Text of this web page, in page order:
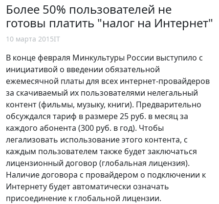
Более 50% пользователей не
готовы платить "налог на Интернет"
10 марта 2015IT
В конце февраля Минкультуры России выступило с
инициативой о введении обязательной
ежемесячной платы для всех интернет-провайдеров
за скачиваемый их пользователями нелегальный
контент (фильмы, музыку, книги). Предварительно
обсуждался тариф в размере 25 руб. в месяц за
каждого абонента (300 руб. в год). Чтобы
легализовать использование этого контента, с
каждым пользователем также будет заключаться
лицензионный договор (глобальная лицензия).
Наличие договора с провайдером о подключении к
Интернету будет автоматически означать
присоединение к глобальной лицензии.